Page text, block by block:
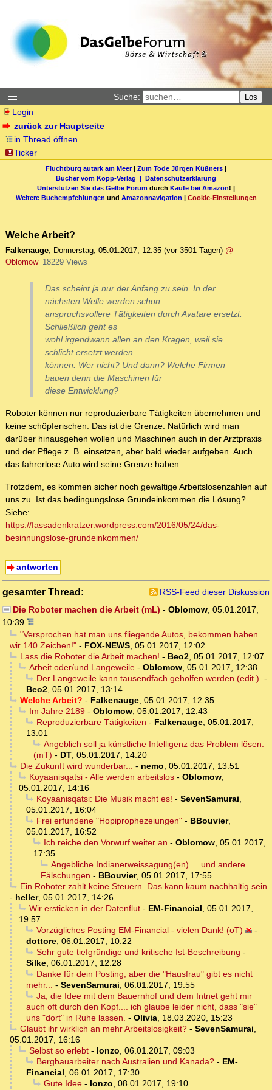
Suche: Los
Login
zurück zur Hauptseite
in Thread öffnen
Ticker
Fluchtburg autark am Meer| Zum Tode Jürgen Küßners |
Bücher vom Kopp-Verlag | Datenschutzerklärung
Unterstützen Sie das Gelbe Forum durch Käufe bei Amazon! |
Weitere Buchempfehlungen und Amazonnavigation | Cookie-Einstellungen
Welche Arbeit?
Falkenauge, Donnerstag, 05.01.2017, 12:35 (vor 3501 Tagen) @
Oblomow 18229 Views
Das scheint ja nur der Anfang zu sein. In der
nächsten Welle werden schon
anspruchsvollere Tätigkeiten durch Avatare ersetzt.
Schließlich geht es
wohl irgendwann allen an den Kragen, weil sie
schlicht ersetzt werden
können. Wer nicht? Und dann? Welche Firmen
bauen denn die Maschinen für
diese Entwicklung?
Roboter können nur reproduzierbare Tätigkeiten übernehmen und
keine schöpferischen. Das ist die Grenze. Natürlich wird man
darüber hinausgehen wollen und Maschinen auch in der Arztpraxis
und der Pflege z. B. einsetzen, aber bald wieder aufgeben. Auch
das fahrerlose Auto wird seine Grenze haben.
Trotzdem, es kommen sicher noch gewaltige Arbeitslosenzahlen auf
uns zu. Ist das bedingungslose Grundeinkommen die Lösung?
Siehe:
https://fassadenkratzer.wordpress.com/2016/05/24/das-
besinnungslose-grundeinkommen/
antworten
gesamter Thread:
RSS-Feed dieser Diskussion
Die Roboter machen die Arbeit (mL) - Oblomow, 05.01.2017,
10:39
"Versprochen hat man uns fliegende Autos, bekommen haben
wir 140 Zeichen!" - FOX-NEWS, 05.01.2017, 12:02
Lass die Roboter die Arbeit machen! - Beo2, 05.01.2017, 12:07
Arbeit oder/und Langeweile- Oblomow, 05.01.2017, 12:38
Der Langeweile kann tausendfach geholfen werden (edit.). -
Beo2, 05.01.2017, 13:14
Welche Arbeit? - Falkenauge, 05.01.2017, 12:35
Im Jahre 2189- Oblomow, 05.01.2017, 12:43
Reproduzierbare Tätigkeiten - Falkenauge, 05.01.2017,
13:01
Angeblich soll ja künstliche Intelligenz das Problem lösen.
(mT) - DT, 05.01.2017, 14:20
Die Zukunft wird wunderbar... - nemo, 05.01.2017, 13:51
Koyaanisqatsi - Alle werden arbeitslos- Oblomow,
05.01.2017, 14:16
Koyaanisqatsi: Die Musik macht es! - SevenSamurai,
05.01.2017, 16:04
Frei erfundene "Hopiprophezeiungen"- BBouvier,
05.01.2017, 16:52
Ich reiche den Vorwurf weiter an - Oblomow, 05.01.2017,
17:35
Angebliche Indianerweissagung(en) ... und andere
Fälschungen - BBouvier, 05.01.2017, 17:55
Ein Roboter zahlt keine Steuern. Das kann kaum nachhaltig sein.
- heller, 05.01.2017, 14:26
Wir ersticken in der Datenflut- EM-Financial, 05.01.2017,
19:57
Vorzügliches Posting EM-Financial - vielen Dank! (oT)
-
dottore, 06.01.2017, 10:22
Sehr gute tiefgründige und kritische Ist-Beschreibung -
Silke, 06.01.2017, 12:28
Danke für dein Posting, aber die "Hausfrau" gibt es nicht
mehr... - SevenSamurai, 06.01.2017, 19:55
Ja, die Idee mit dem Bauernhof und dem Intnet geht mir
auch oft durch den Kopf.... ich glaube leider nicht, dass "sie"
uns "dort" in Ruhe lassen. - Olivia, 18.03.2020, 15:23
Glaubt ihr wirklich an mehr Arbeitslosigkeit?- SevenSamurai,
05.01.2017, 16:16
Selbst so erlebt- lonzo, 06.01.2017, 09:03
Bergbauarbeiter nach Australien und Kanada?- EM-
Financial, 06.01.2017, 17:30
Gute Idee- lonzo, 08.01.2017, 19:10